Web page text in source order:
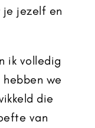
je jezelf en
ik volledig
we
die
van